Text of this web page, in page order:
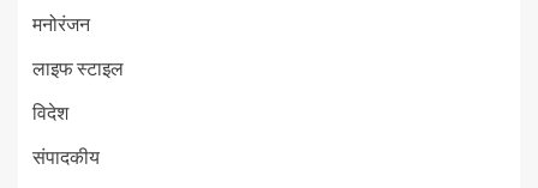
मनोरंजन
लाइफ स्टाइल
विदेश
संपादकीय